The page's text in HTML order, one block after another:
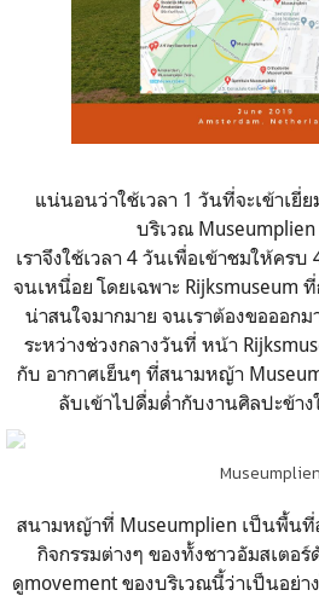
แน่นอนว่าใช้เวลา 1 วันที่จะเข้าเ
บริเวณ
เราจึงใช้เวลา 4 วันเพื่อเข้าชมให้คร
จนเหนื่อย โดยเฉพาะ Rijksmuseum
น่าสนใจมากมาย จนเราต้องขอออก
ระหว่างช่วงกลางวันที่ หน้า
กับ อากาศเย็นๆ ที่สนามหญ้า
ลับเข้าไปดื่มด่ำกับงานศิลปะข้าง
Museumplien
สนามหญ้าที่ Museumplien เป็นพื้นที่
กิจกรรมต่างๆ ของทั้งชาวอัมสเตอ
ดูmovement ของบริเวณนี้ว่าเป็นอย่า